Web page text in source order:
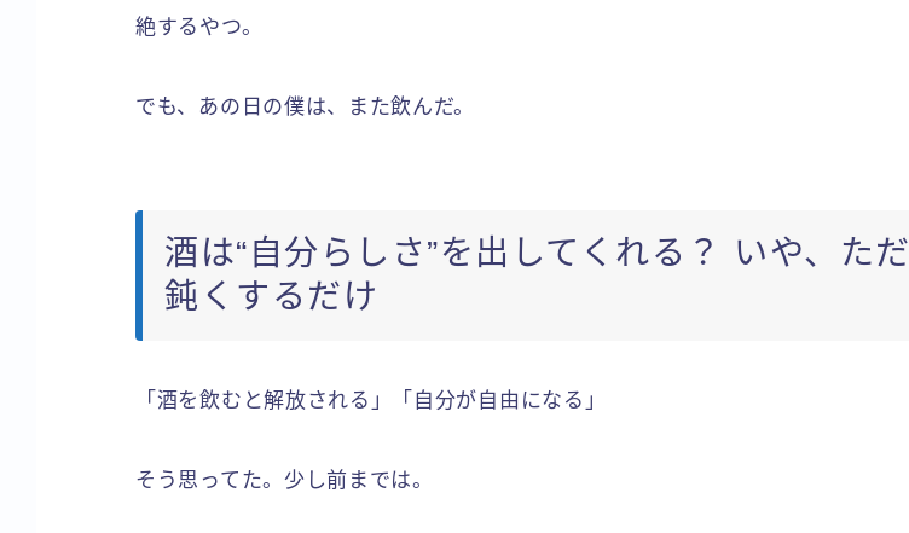
絶するやつ。
でも、あの日の僕は、また飲んだ。
酒は“自分らしさ”を出してくれる？ いや、ただ
鈍くするだけ
「酒を飲むと解放される」「自分が自由になる」
そう思ってた。少し前までは。